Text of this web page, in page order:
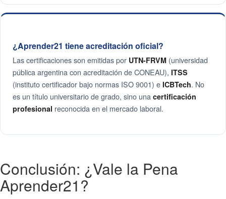
¿Aprender21 tiene acreditación oficial?
Las certificaciones son emitidas por UTN-FRVM (universidad
pública argentina con acreditación de CONEAU), ITSS
(instituto certificador bajo normas ISO 9001) e ICBTech. No
es un título universitario de grado, sino una certificación
profesional reconocida en el mercado laboral.
Conclusión: ¿Vale la Pena
Aprender21?